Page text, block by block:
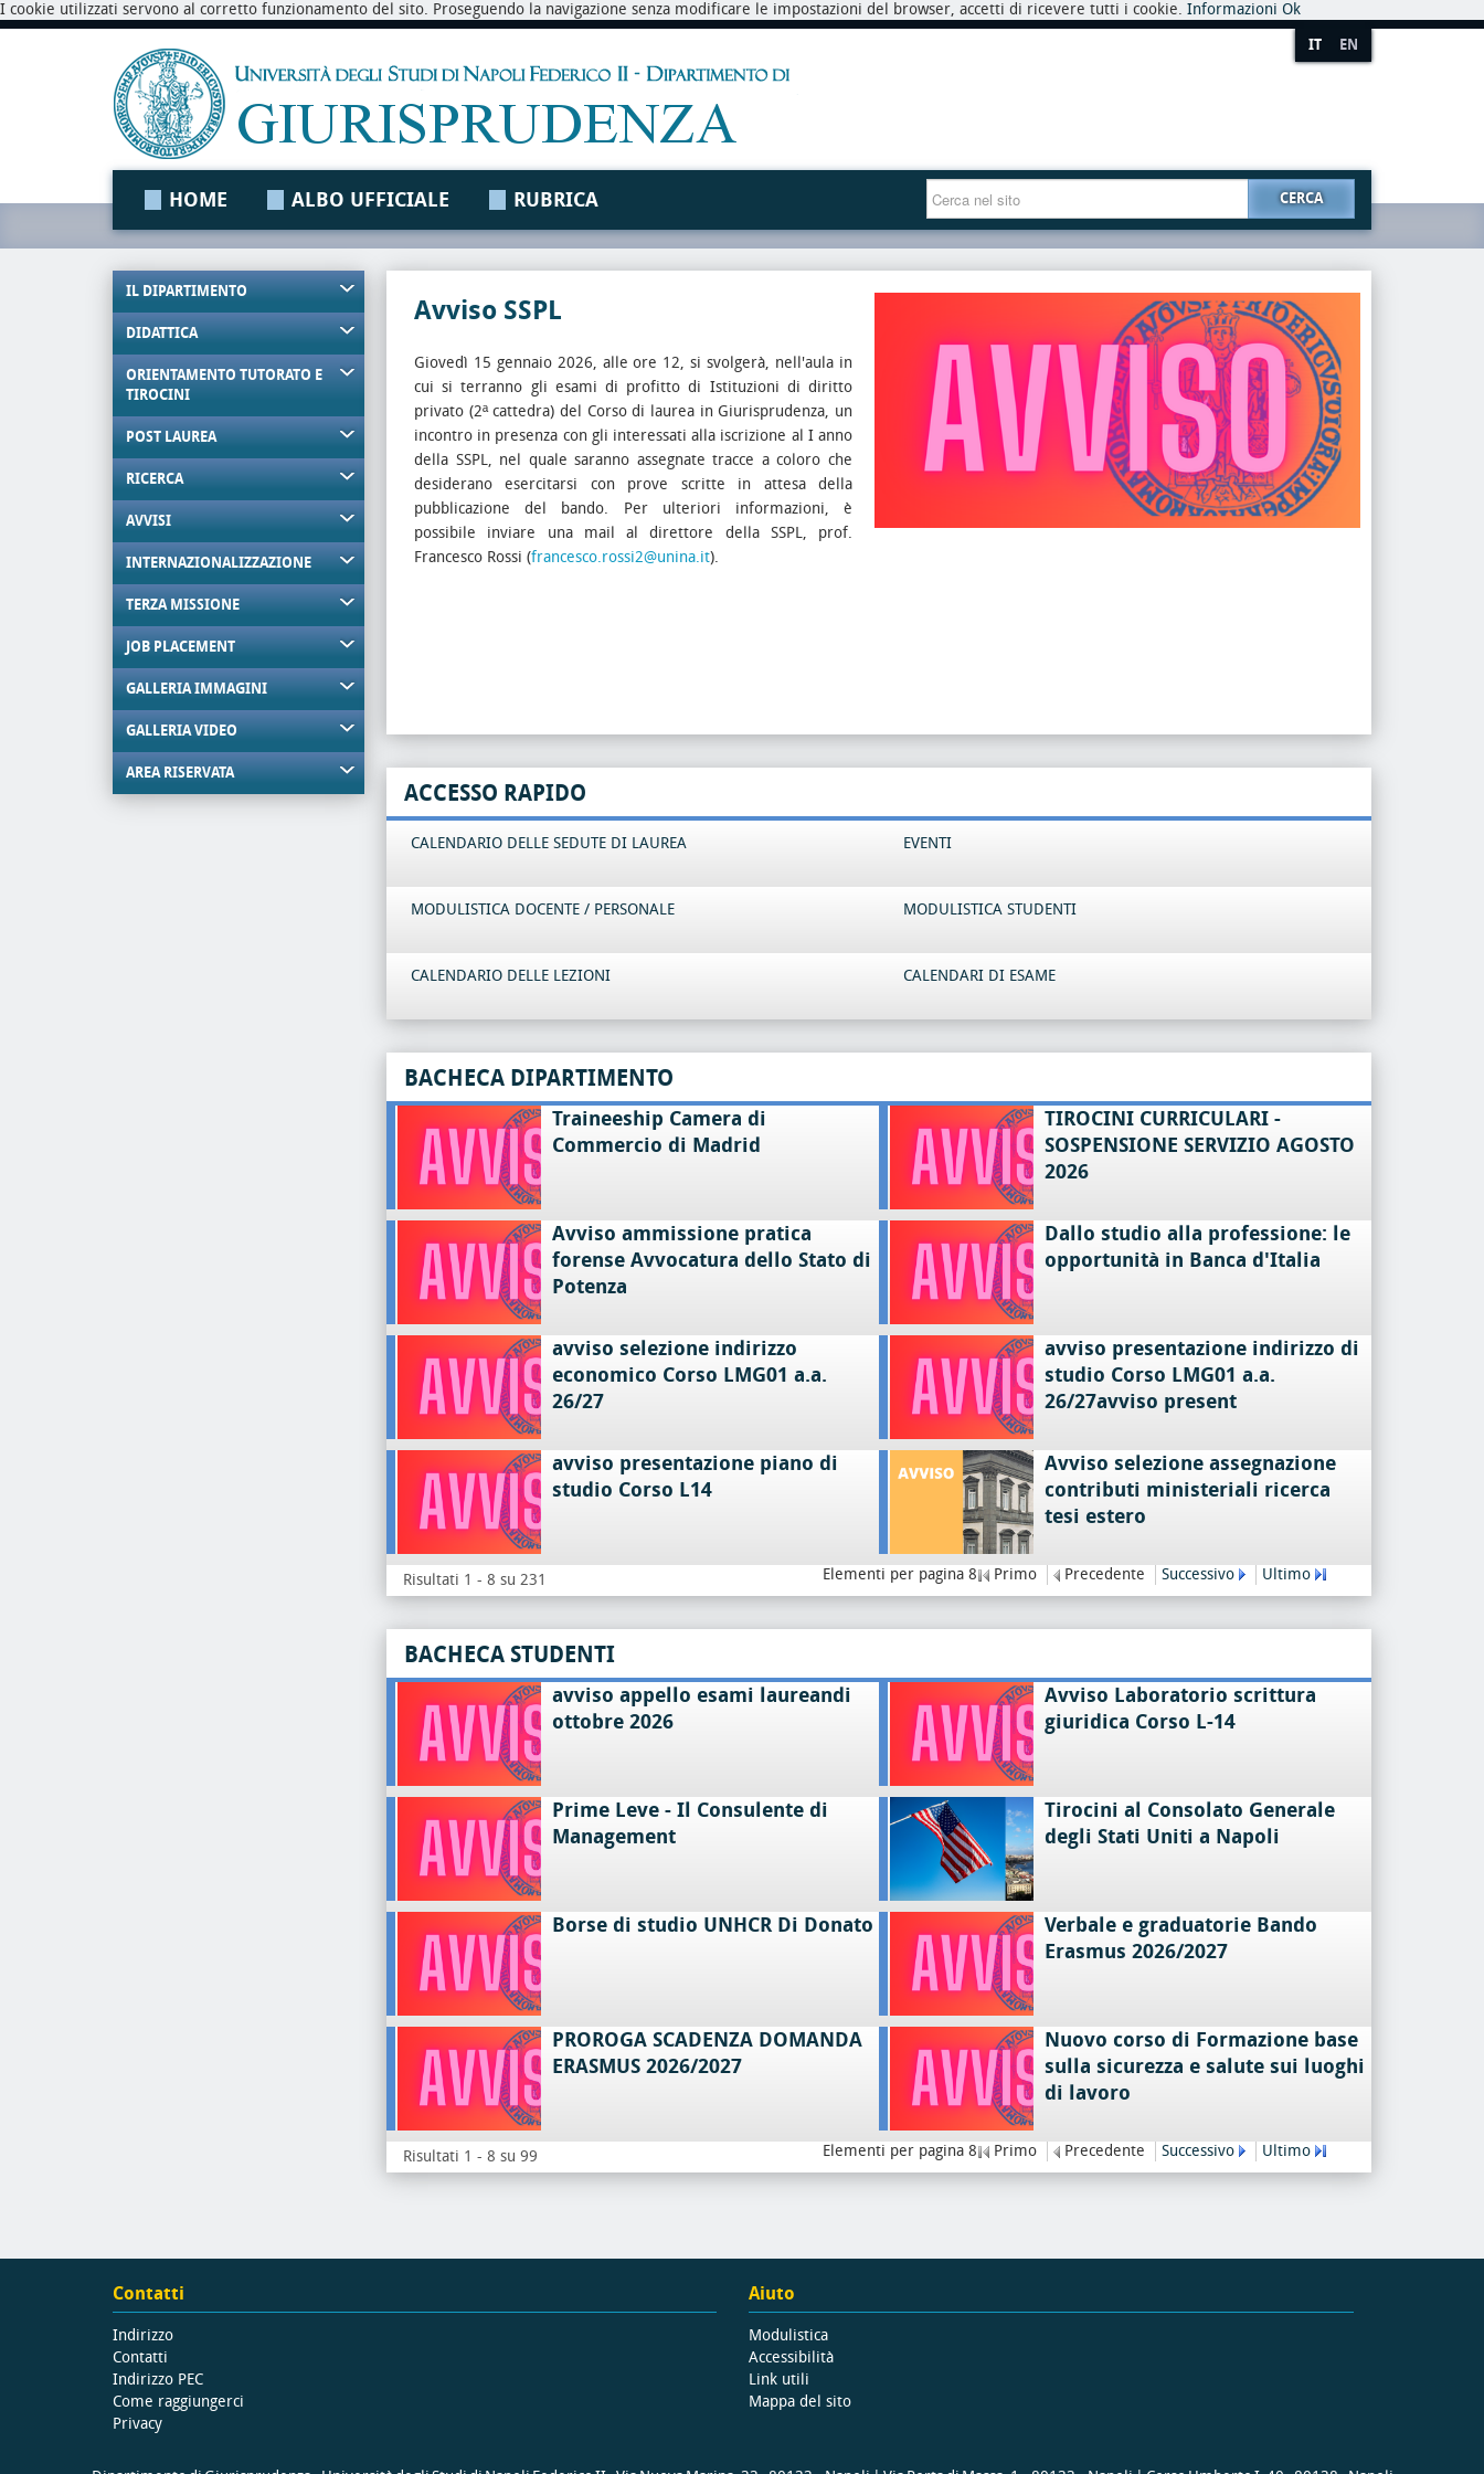
I cookie utilizzati servono al corretto funzionamento del sito. Proseguendo la navigazione senza modificare le impostazioni del browser, accetti di ricevere tutti i cookie. Informazioni Ok
IT EN
HOME ALBO UFFICIALE RUBRICA CERCA
IL DIPARTIMENTO
DIDATTICA
ORIENTAMENTO TUTORATO E
TIROCINI
POST LAUREA
RICERCA
AVVISI
INTERNAZIONALIZZAZIONE
TERZA MISSIONE
JOB PLACEMENT
GALLERIA IMMAGINI
GALLERIA VIDEO
AREA RISERVATA
Avviso SSPL
Giovedì 15 gennaio 2026, alle ore 12, si svolgerà, nell'aula in
cui si terranno gli esami di profitto di Istituzioni di diritto
privato (2ª cattedra) del Corso di laurea in Giurisprudenza, un
incontro in presenza con gli interessati alla iscrizione al I anno
della SSPL, nel quale saranno assegnate tracce a coloro che
desiderano esercitarsi con prove scritte in attesa della
pubblicazione del bando. Per ulteriori informazioni, è
possibile inviare una mail al direttore della SSPL, prof.
Francesco Rossi (francesco.rossi2@unina.it).
ACCESSO RAPIDO
CALENDARIO DELLE SEDUTE DI LAUREA EVENTI
MODULISTICA DOCENTE / PERSONALE MODULISTICA STUDENTI
CALENDARIO DELLE LEZIONI CALENDARI DI ESAME
BACHECA DIPARTIMENTO
Traineeship Camera di
Commercio di Madrid
TIROCINI CURRICULARI -
SOSPENSIONE SERVIZIO AGOSTO
2026
Avviso ammissione pratica
forense Avvocatura dello Stato di
Potenza
Dallo studio alla professione: le
opportunità in Banca d'Italia
avviso selezione indirizzo
economico Corso LMG01 a.a.
26/27
avviso presentazione indirizzo di
studio Corso LMG01 a.a.
26/27avviso present
avviso presentazione piano di
studio Corso L14
Avviso selezione assegnazione
contributi ministeriali ricerca
tesi estero
Risultati 1 - 8 su 231 Elementi per pagina 8 Primo Precedente Successivo Ultimo
BACHECA STUDENTI
avviso appello esami laureandi
ottobre 2026
Avviso Laboratorio scrittura
giuridica Corso L-14
Prime Leve - Il Consulente di
Management
Tirocini al Consolato Generale
degli Stati Uniti a Napoli
Borse di studio UNHCR Di Donato
Verbale e graduatorie Bando
Erasmus 2026/2027
PROROGA SCADENZA DOMANDA
ERASMUS 2026/2027
Nuovo corso di Formazione base
sulla sicurezza e salute sui luoghi
di lavoro
Risultati 1 - 8 su 99 Elementi per pagina 8 Primo Precedente Successivo Ultimo
Contatti
Indirizzo
Contatti
Indirizzo PEC
Come raggiungerci
Privacy
Aiuto
Modulistica
Accessibilità
Link utili
Mappa del sito